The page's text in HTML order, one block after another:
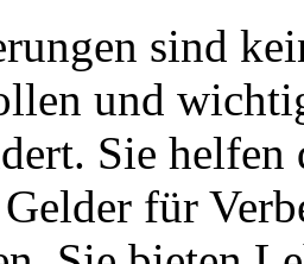
sind
und
Sie
für